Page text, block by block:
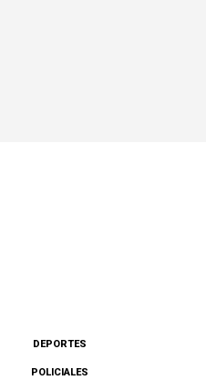
DEPORTES
POLICIALES